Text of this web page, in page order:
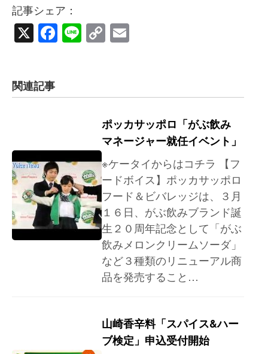
記事シェア：
X Facebook
LineCopy
関連記事
ポッカサッポロ「がぶ飲み
マネージャー就任イベント」
※ケータイからはコチラ 【フ
ードボイス】ポッカサッポロ
フード＆ビバレッジは、３月
１６日、がぶ飲みブランド誕
生２０周年記念として「がぶ
飲みメロンクリームソーダ」
など３種類のリニューアル商
品を発売すること…
山崎香辛料「スパイス&ハー
ブ検定」申込受付開始